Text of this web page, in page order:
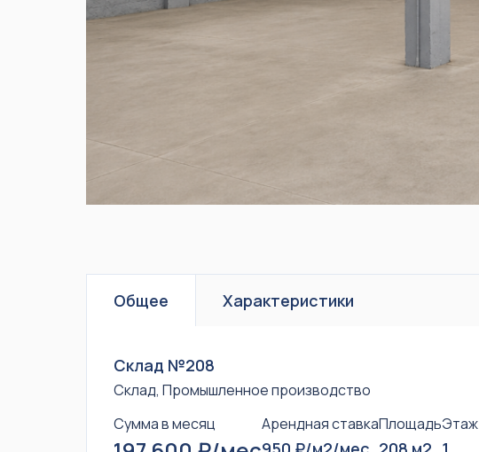
Общее Характеристики
Склад №208
Склад, Промышленное производство
Сумма в месяц
Арендная ставкаПлощадьЭтаж